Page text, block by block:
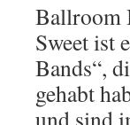
Ballroom
Sweet ist
Bands“,
gehabt
und sind